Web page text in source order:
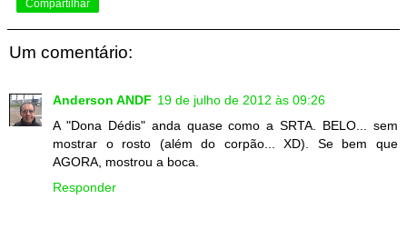
Compartilhar
Um comentário:
Anderson ANDF 19 de julho de 2012 às 09:26
A "Dona Dédis" anda quase como a SRTA. BELO... sem
mostrar o rosto (além do corpão... XD). Se bem que
AGORA, mostrou a boca.
Responder